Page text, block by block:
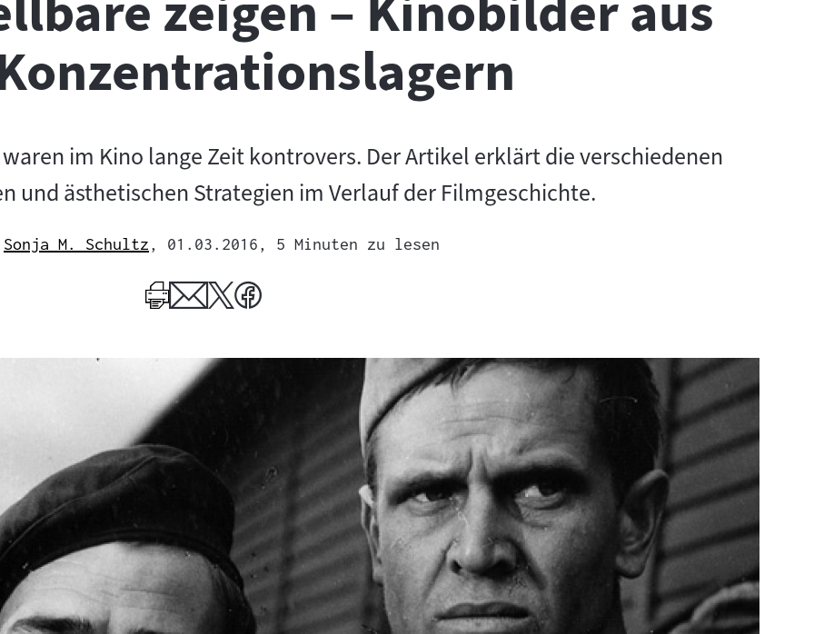
im Kino lange Zeit kontrovers. Der Artikel erklärt die verschiedenen
und ästhetischen Strategien im Verlauf der Filmgeschichte.
Sonja M. Schultz, 01.03.2016, 5 Minuten zu lesen